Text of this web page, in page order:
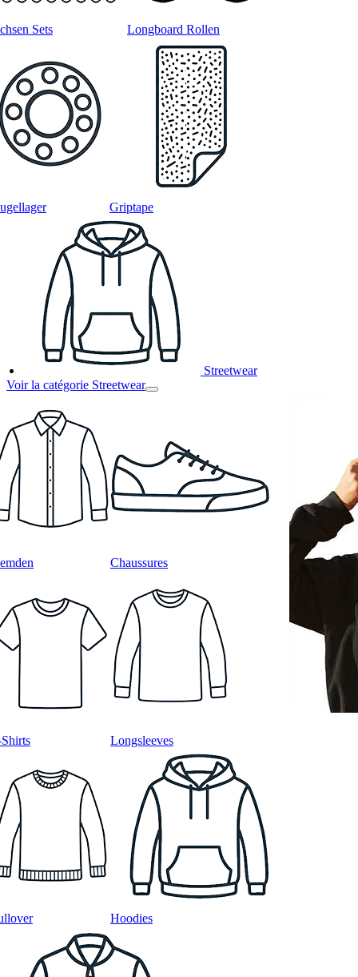
Sets Longboard Rollen
Griptape
Streetwear
Voir la catégorie Streetwear
Chaussures
Longsleeves
Hoodies